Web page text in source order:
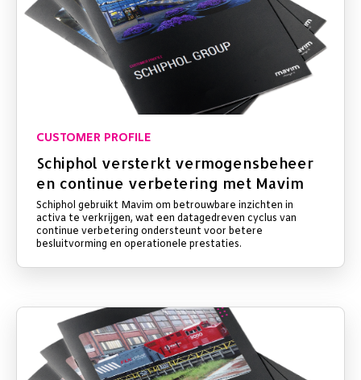
CUSTOMER PROFILE
Schiphol versterkt vermogensbeheer
en continue verbetering met Mavim
Schiphol gebruikt Mavim om betrouwbare inzichten in
activa te verkrijgen, wat een datagedreven cyclus van
continue verbetering ondersteunt voor betere
besluitvorming en operationele prestaties.